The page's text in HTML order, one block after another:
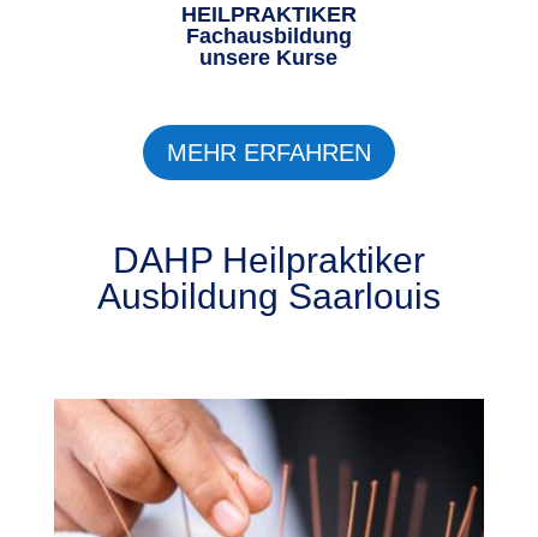
HEILPRAKTIKER
Fachausbildung
unsere Kurse
MEHR ERFAHREN
DAHP Heilpraktiker
Ausbildung Saarlouis